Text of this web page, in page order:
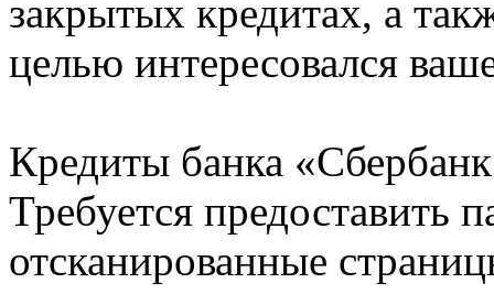
закрытых кредитах, а
целью интересовался
Кредиты банка
Требуется предоставить
отсканированные